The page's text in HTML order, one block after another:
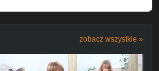
zobacz wszystkie »